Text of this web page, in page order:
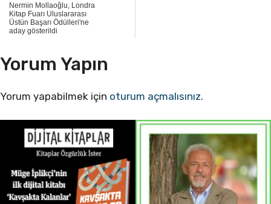
Nermin Mollaoğlu, Londra
Kitap Fuarı Uluslararası
Üstün Başarı Ödülleri'ne
aday gösterildi
Yorum Yapın
Yorum yapabilmek için oturum açmalısınız.